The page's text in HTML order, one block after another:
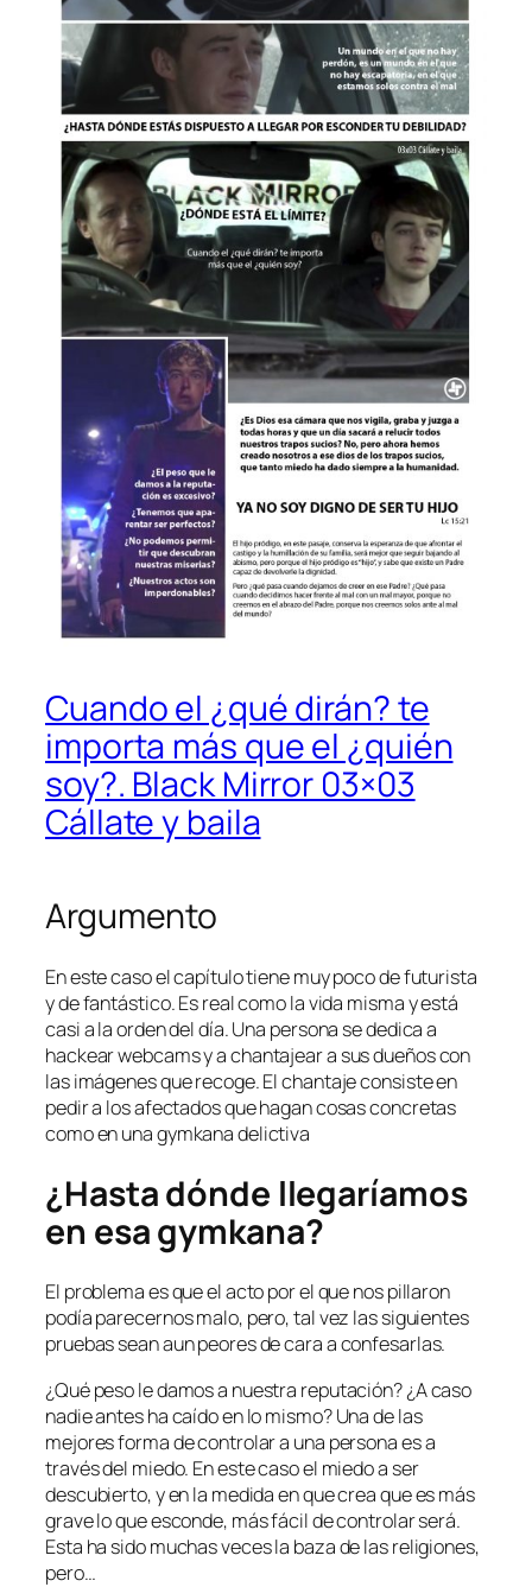
Cuando el ¿qué dirán? te
importa más que el ¿quién
soy?. Black Mirror 03×03
Cállate y baila
Argumento
En este caso el capítulo tiene muy poco de futurista
y de fantástico. Es real como la vida misma y está
casi a la orden del día. Una persona se dedica a
hackear webcams y a chantajear a sus dueños con
las imágenes que recoge. El chantaje consiste en
pedir a los afectados que hagan cosas concretas
como en una gymkana delictiva
¿Hasta dónde llegaríamos
en esa gymkana?
El problema es que el acto por el que nos pillaron
podía parecernos malo, pero, tal vez las siguientes
pruebas sean aun peores de cara a confesarlas.
¿Qué peso le damos a nuestra reputación? ¿A caso
nadie antes ha caído en lo mismo? Una de las
mejores forma de controlar a una persona es a
través del miedo. En este caso el miedo a ser
descubierto, y en la medida en que crea que es más
grave lo que esconde, más fácil de controlar será.
Esta ha sido muchas veces la baza de las religiones,
pero…